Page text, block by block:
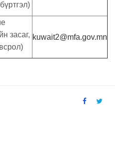
засаг, kuwait2@mfa.gov.mn